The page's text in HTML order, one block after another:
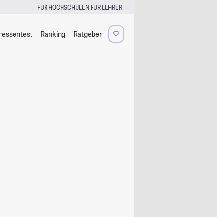
FÜR HOCHSCHULEN|FÜR LEHRER
Ranking Ratgeber